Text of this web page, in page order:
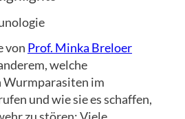
von Prof. Minka Breloer
welche
im
und wie sie es schaffen,